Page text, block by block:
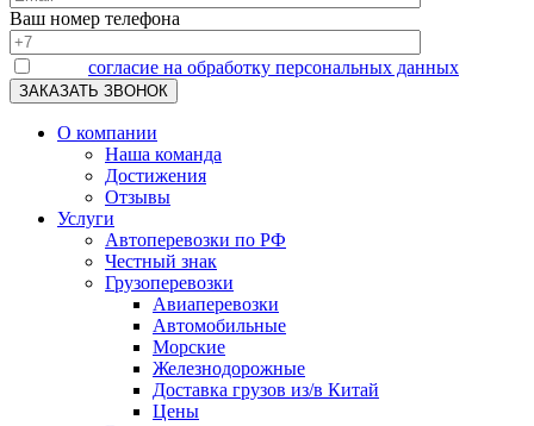
Ваш номер телефона
согласие на обработку персональных данных
О компании
Наша команда
Достижения
Отзывы
Услуги
Автоперевозки по РФ
Честный знак
Грузоперевозки
Авиаперевозки
Автомобильные
Морские
Железнодорожные
Доставка грузов из/в Китай
Цены